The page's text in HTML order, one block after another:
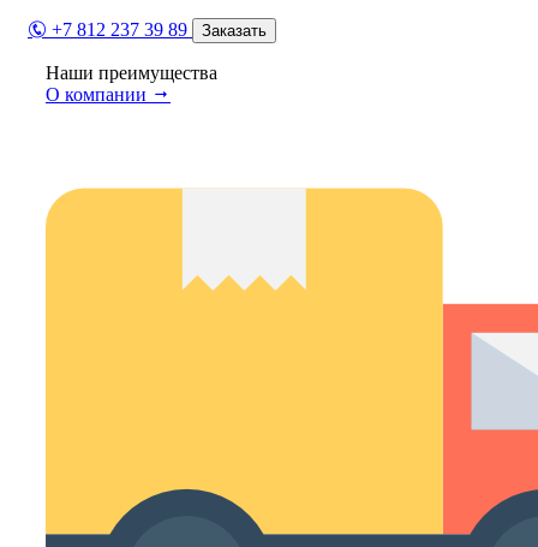
+7 812 237 39 89 Заказать
Наши преимущества
О компании